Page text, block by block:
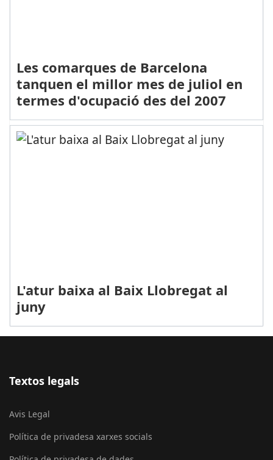
Les comarques de Barcelona
tanquen el millor mes de juliol en
termes d'ocupació des del 2007
L'atur baixa al Baix Llobregat al
juny
Textos legals
Avis Legal
Política de privadesa xarxes socials